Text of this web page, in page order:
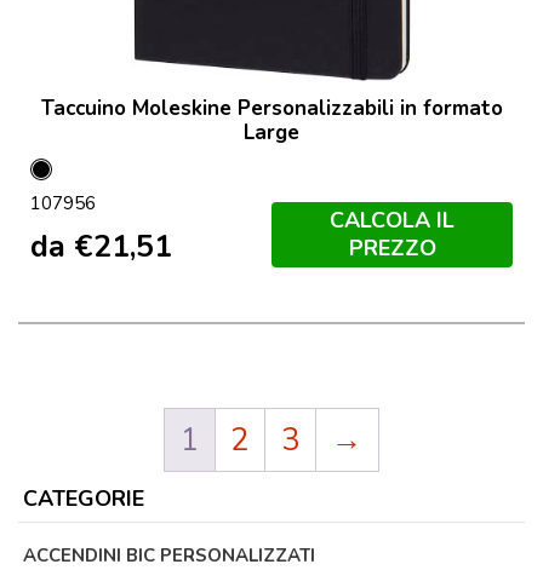
CATEGORIE
ACCENDINI BIC PERSONALIZZATI
Taccuino Moleskine Personalizzabili in formato
Large
Nero
107956
da €21,51
CALCOLA IL
PREZZO
1 2 3 →